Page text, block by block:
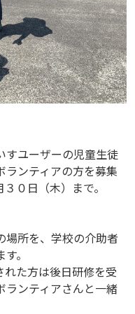
すユーザーの児童生徒
ランティアの方を募集
０日（木）まで。
場所を、学校の介助者
。
た方は後日研修を受
ランティアさんと一緒